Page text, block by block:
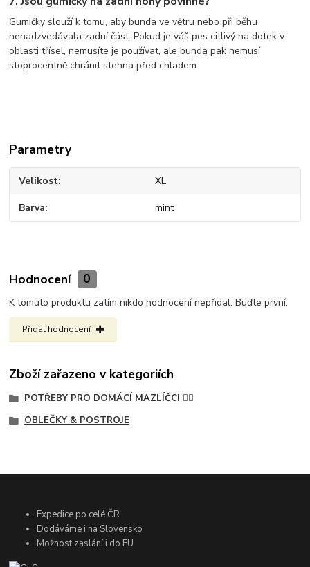
Gumičky slouží k tomu, aby bunda ve větru nebo při běhu
nenadzvedávala zadní část. Pokud je váš pes citlivý na dotek v
oblasti třísel, nemusíte je používat, ale bunda pak nemusí
stoprocentně chránit stehna před chladem.
Parametry
Velikost XL
Barva mint
Hodnocení 0
K tomuto produktu zatím nikdo hodnocení nepřidal. Buďte první.
Přidat hodnocení
Zboží zařazeno v kategoriích
POTŘEBY PRO DOMÁCÍ MAZLÍČCI 🐕‍🦺
OBLEČKY & POSTROJE
Expedice po celé ČR
Dodáváme i na Slovensko
Možnost zaslání i do EU